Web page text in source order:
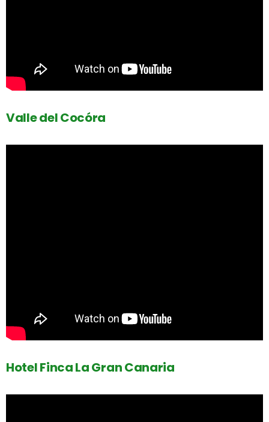
Valle del Cocóra
Hotel Finca La Gran Canaria